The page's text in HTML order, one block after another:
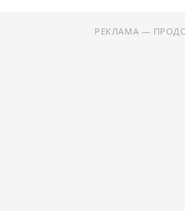
РЕКЛАМА —